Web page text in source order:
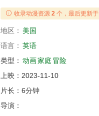
收录动漫资源 2 个，最后更新于
地区： 美国
语言： 英语
类型： 动画家庭 冒险
上映： 2023-11-10
片长： 6分钟
导演：